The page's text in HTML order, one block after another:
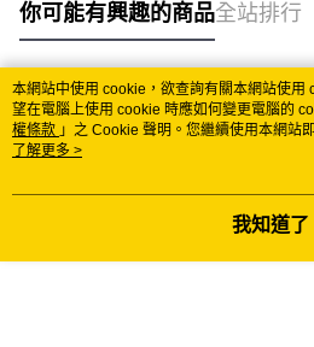
你可能有興趣的商品全站排行
熱門標籤
本網站中使用 cookie，欲查詢有關本網站使用
望在電腦上使用 cookie 時應如何變更電腦的
權條款 」之 Cookie 聲明。您繼續使用本網站
用條款之 Cookie 聲明使用 cookie。
了解更多 >
我知道了